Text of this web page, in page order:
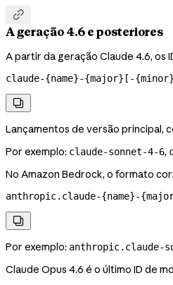

A geração 4.6 e posteriores
A partir da geração Claude 4.6, os
claude-{name}-{major}[-

Lançamentos de versão principal,
Por exemplo: claude-sonnet-4-6,
No Amazon Bedrock, o formato
anthropic.claude-{name}-

Por exemplo: anthropic.claude-
Claude Opus 4.6 é o último ID de